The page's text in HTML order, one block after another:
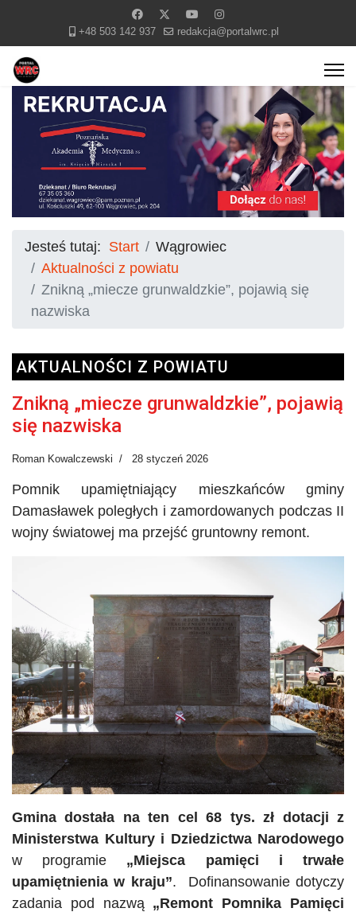
+48 503 142 937 redakcja@portalwrc.pl
Jesteś tutaj: Start
Wągrowiec
Aktualności z powiatu
Znikną „miecze grunwaldzkie”, pojawią się
nazwiska
AKTUALNOŚCI Z POWIATU
Znikną „miecze grunwaldzkie”, pojawią
się nazwiska
Roman Kowalczewski 28 styczeń 2026
Pomnik upamiętniający mieszkańców gminy
Damasławek poległych i zamordowanych podczas II
wojny światowej ma przejść gruntowny remont.
Gmina dostała na ten cel 68 tys. zł dotacji z
Ministerstwa Kultury i Dziedzictwa Narodowego
w programie „Miejsca pamięci i trwałe
upamiętnienia w kraju”. Dofinansowanie dotyczy
zadania pod nazwą „Remont Pomnika Pamięci